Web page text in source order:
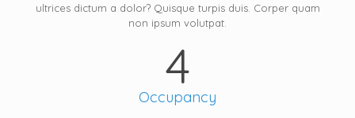
ultrices dictum a dolor? Quisque turpis duis. Corper quam
non ipsum volutpat.
4
Occupancy